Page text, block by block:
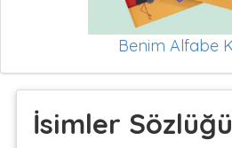
Benim Alfabe
İsimler Sözlüğü